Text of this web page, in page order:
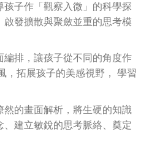
孩子作「觀察入微」的科學探
啟發擴散與聚斂並重的思考模
編排，讓孩子從不同的角度作
，拓展孩子的美感視野， 學習
的畫面解析，將生硬的知識
建立敏銳的思考脈絡、奠定